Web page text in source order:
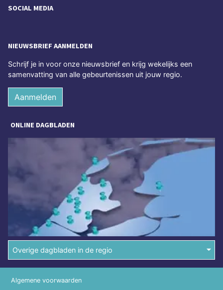
SOCIAL MEDIA
NIEUWSBRIEF AANMELDEN
Schrijf je in voor onze nieuwsbrief en krijg wekelijks een
samenvatting van alle gebeurtenissen uit jouw regio.
Aanmelden
ONLINE DAGBLADEN
Overige dagbladen in de regio
Algemene voorwaarden